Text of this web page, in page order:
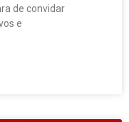
de convidar
e